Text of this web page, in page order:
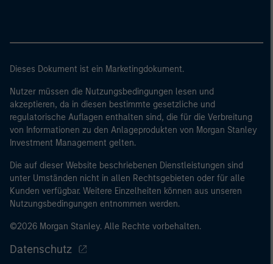
Dieses Dokument ist ein Marketingdokument.
Nutzer müssen die Nutzungsbedingungen lesen und
akzeptieren, da in diesen bestimmte gesetzliche und
regulatorische Auflagen enthalten sind, die für die Verbreitung
von Informationen zu den Anlageprodukten von Morgan Stanley
Investment Management gelten.
Die auf dieser Website beschriebenen Dienstleistungen sind
unter Umständen nicht in allen Rechtsgebieten oder für alle
Kunden verfügbar. Weitere Einzelheiten können aus unseren
Nutzungsbedingungen entnommen werden.
©2026 Morgan Stanley. Alle Rechte vorbehalten.
Datenschutz